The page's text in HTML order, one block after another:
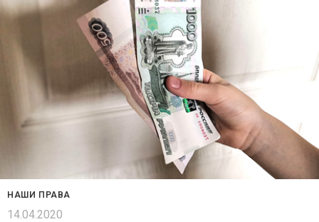
НАШИ ПРАВА
14.04.2020